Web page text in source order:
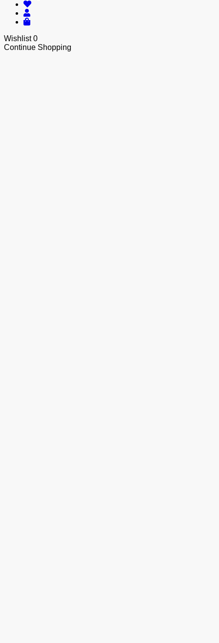
Wishlist0
Continue Shopping